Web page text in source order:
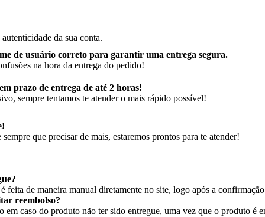
da sua conta.
de usuário correto para garantir uma entrega segura.
na hora da entrega do pedido!
prazo de entrega de até 2 horas!
sempre tentamos te atender o mais rápido possível!
que precisar de mais, estaremos prontos para te atender!
feita de maneira manual diretamente no site, logo após a
reembolso?
caso do produto não ter sido entregue, uma vez que o produto é